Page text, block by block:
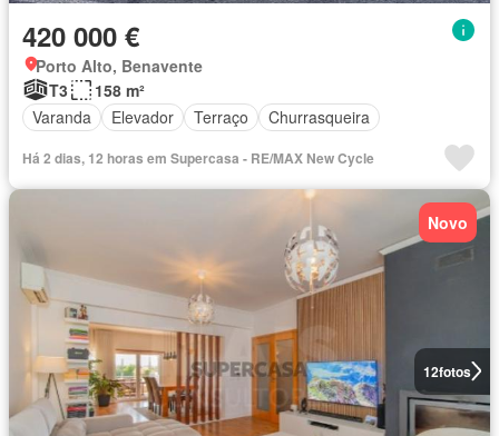
420 000 €
Porto Alto, Benavente
T3
158 m²
Varanda
Elevador Terraço Churrasqueira
Há 2 dias, 12 horas em Supercasa - RE/MAX New Cycle
12fotos
Novo